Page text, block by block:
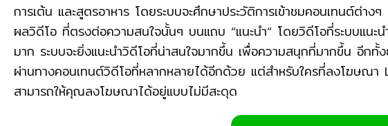
การเต้น และสูตรอาหาร โดยระบบจะศึกษาประวัติการเข้าชมคอนเทนต์ต่าง
ผลวิดีโอ ที่ตรงต่อความสนใจนั้นๆ บนแถบ “แนะนำ” โดยวิดีโอที่ระบบแนะ
มาก ระบบจะยิ่งแนะนำวิดีโอที่น่าสนใจมากขึ้น เพื่อความสนุกที่มากขึ้น อีกทั้
ผ่านทางคอนเทนต์วิดีโอที่หลากหลายได้อีกด้วย แต่สำหรับใครที่ลงโฆษณา
สามารถให้คุณลงโฆษณาได้อยู่แบบไม่มีสะดุด